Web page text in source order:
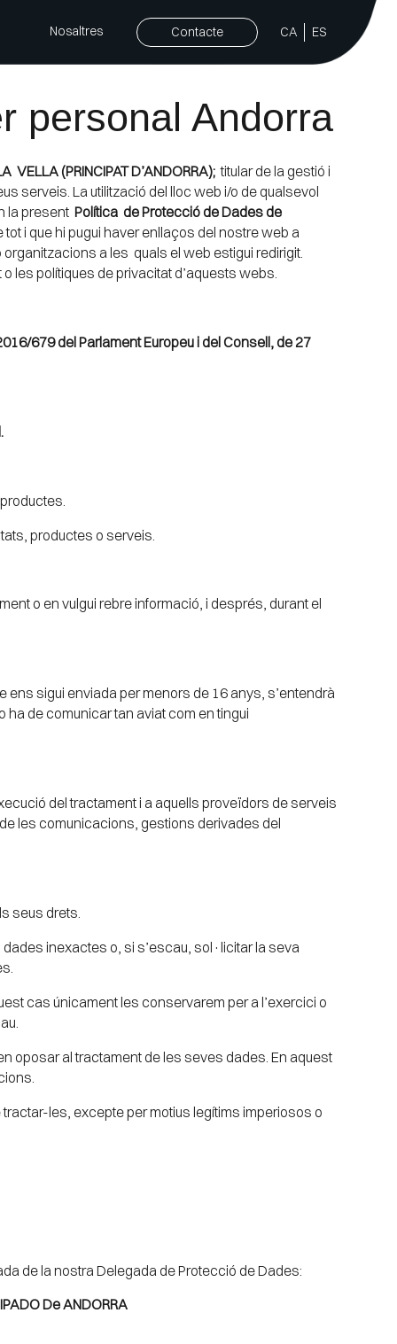
Nosaltres Contacte CA ES
personal Andorra
VELLA (PRINCIPAT D’ANDORRA); titular de la gestió i
serveis. La utilització del lloc web i/o de qualsevol
la presentPolítica de Protecció de Dades de
i que hi pugui haver enllaços del nostre web a
a les quals el web estigui redirigit.
les polítiques de privacitat d’aquests webs.
679 del Parlament Europeu i del Consell, de 27
productes o serveis.
o en vulgui rebre informació, i després, durant el
sigui enviada per menors de 16 anys, s’entendrà
de comunicar tan aviat com en tingui
del tractament i a aquells proveïdors de serveis
les comunicacions, gestions derivades del
seus drets.
inexactes o, si s’escau, sol·licitar la seva
cas únicament les conservarem per a l’exercici o
oposar al tractament de les seves dades. En aquest
les, excepte per motius legítims imperiosos o
de la nostra Delegada de Protecció de Dades:
De ANDORRA